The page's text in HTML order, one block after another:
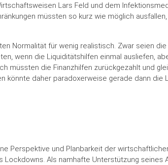
Lars Feld und dem
müssten so kurz wie möglich
Normalität für wenig realistisch. Zwar seien
wenn die Liquiditätshilfen einmal ausliefen,
müssten die Finanzhilfen zurückgezahlt und
könnte daher paradoxerweise gerade dann
Perspektive und Planbarkeit der
Als namhafte Unterstützung seines